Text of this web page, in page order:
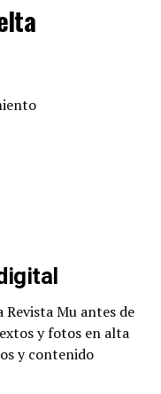
Revista Mu antes de
y fotos en alta
y contenido